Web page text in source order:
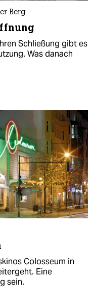
Berg
Schließung gibt es
Was danach
Colosseum in
Eine
sein.